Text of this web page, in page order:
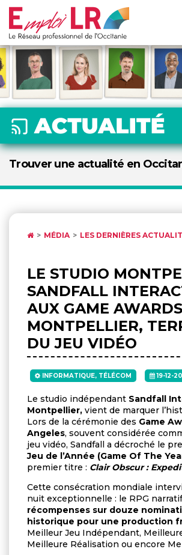
Trouver une actualité en
MÉDIA LES DERNIÈRES
LE STUDIO
SANDFALL
AUX GAME
MONTPELLIER,
DU JEU VIDÉO
INFORMATIQUE, TÉLÉCOM 19-12-
Le studio indépendant Sandfall
Montpellier, vient de marquer
Lors de la cérémonie des Game
Angeles, souvent considérée
jeu vidéo, Sandfall a décroché le
Jeu de l’Année (Game Of The
premier titre : Clair Obscur :
Cette consécration mondiale
nuit exceptionnelle : le RPG
récompenses sur douze
historique pour une production
Meilleur Jeu Indépendant,
Meilleure Réalisation ou encore